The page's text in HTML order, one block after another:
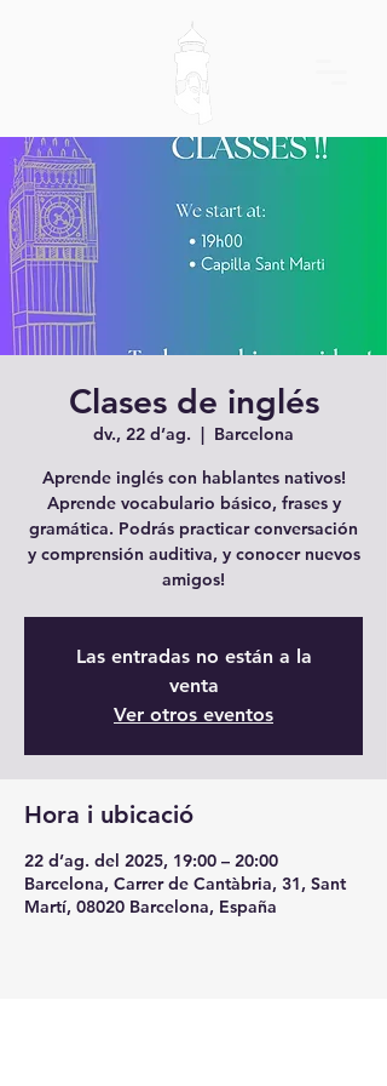
Clases de inglés
dv., 22 d’ag.
  |
Barcelona
Aprende inglés con hablantes nativos!
Aprende vocabulario básico, frases y
gramática. Podrás practicar conversación
y comprensión auditiva, y conocer nuevos
amigos!
Las entradas no están a la
venta
Ver otros eventos
Hora i ubicació
22 d’ag. del 2025, 19:00 – 20:00
Barcelona, Carrer de Cantàbria, 31, Sant
Martí, 08020 Barcelona, España